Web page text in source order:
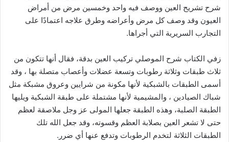
شرح تشريح العين ووصف فيه واحد وخمسين مرض من أمراض
العيون وقد وصف كل مرض وأعراضه وطرق علاجه اعتمادًا على
التجارب السريرية التي أجراها.
زفي الكتاب شرح الموصلي تركيب العين بدقة، فقال أنها تتكون من
ثلاث طبقات وثلاثة رطوبات وتسعة عضلات وأعصاب متصلة بها ، وقد
أسمى الطبقات بالشبكية لأنها مكونة من شرايين وعروق مشبكة مثل
شباك الصيادين ، والمشيمية لأنها مشتملة على طبقة الشبكية ويليها
الطبقة الصلبة، وهذه الطبقة جعلها المولى عز وجل ملاصقة لعظم
حتى لا تشعر العين بصلابة العظم وقسوته، وقد جعل الله تلك
الطبقات الثلاثة لتخدم الرطوبات وتدفع عنها أي ضرر.